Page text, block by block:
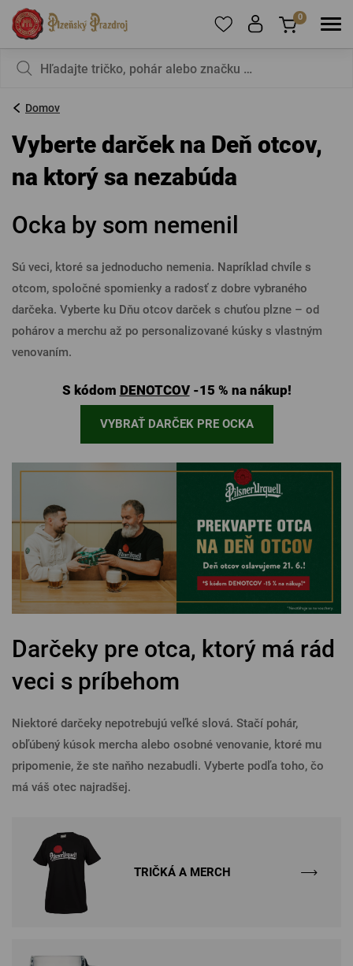
zaregistrujte sa
E-mail:
Zabudnuté heslo Nová registrácia
PRIHLÁSIŤ SA CEZ GOOGLE
PRIHLÁSIŤ SA CEZ APPLE
PRIHLÁSIŤ SA CEZ SEZNAM
0
Domov
Vyberte darček na Deň otcov,
na ktorý sa nezabúda
Ocka by som nemenil
Sú veci, ktoré sa jednoducho nemenia. Napríklad chvíle s
otcom, spoločné spomienky a radosť z dobre vybraného
darčeka. Vyberte ku Dňu otcov darček s chuťou plzne – od
pohárov a merchu až po personalizované kúsky s vlastným
venovaním.
S kódom DENOTCOV-15 % na nákup!
VYBRAŤ DARČEK PRE OCKA
Darčeky pre otca, ktorý má rád
veci s príbehom
Niektoré darčeky nepotrebujú veľké slová. Stačí pohár,
obľúbený kúsok mercha alebo osobné venovanie, ktoré mu
pripomenie, že ste naňho nezabudli. Vyberte podľa toho, čo
má váš otec najradšej.
TRIČKÁ A MERCH